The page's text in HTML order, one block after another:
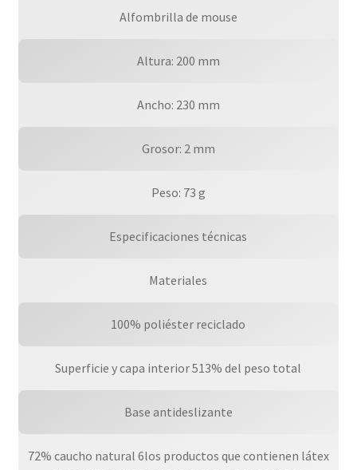
Alfombrilla de mouse
Altura: 200 mm
Ancho: 230 mm
Grosor: 2 mm
Peso: 73 g
Especificaciones técnicas
Materiales
100% poliéster reciclado
Superficie y capa interior 513% del peso total
Base antideslizante
72% caucho natural 6los productos que contienen látex